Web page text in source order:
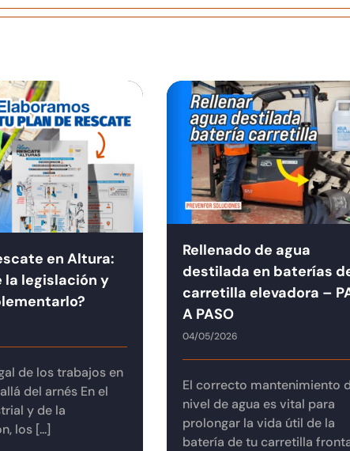
en Altura:
la legislación y
de los trabajos en
del arnés En el
y de la
los [...]
Rellenado de agua
destilada en baterías
carretilla elevadora –
A PASO
04/05/2026
El correcto mantenimiento
nivel de agua es vital para
prolongar la vida útil de la
batería de tu carretilla